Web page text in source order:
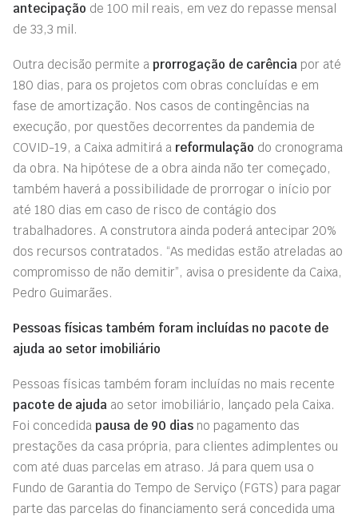
antecipação de 100 mil reais, em vez do repasse mensal
de 33,3 mil.
Outra decisão permite a prorrogação de carência por até
180 dias, para os projetos com obras concluídas e em
fase de amortização. Nos casos de contingências na
execução, por questões decorrentes da pandemia de
COVID-19, a Caixa admitirá a reformulação do cronograma
da obra. Na hipótese de a obra ainda não ter começado,
também haverá a possibilidade de prorrogar o início por
até 180 dias em caso de risco de contágio dos
trabalhadores. A construtora ainda poderá antecipar 20%
dos recursos contratados. “As medidas estão atreladas ao
compromisso de não demitir”, avisa o presidente da Caixa,
Pedro Guimarães.
Pessoas físicas também foram incluídas no pacote de
ajuda ao setor imobiliário
Pessoas físicas também foram incluídas no mais recente
pacote de ajuda ao setor imobiliário, lançado pela Caixa.
Foi concedida pausa de 90 dias no pagamento das
prestações da casa própria, para clientes adimplentes ou
com até duas parcelas em atraso. Já para quem usa o
Fundo de Garantia do Tempo de Serviço (FGTS) para pagar
parte das parcelas do financiamento será concedida uma